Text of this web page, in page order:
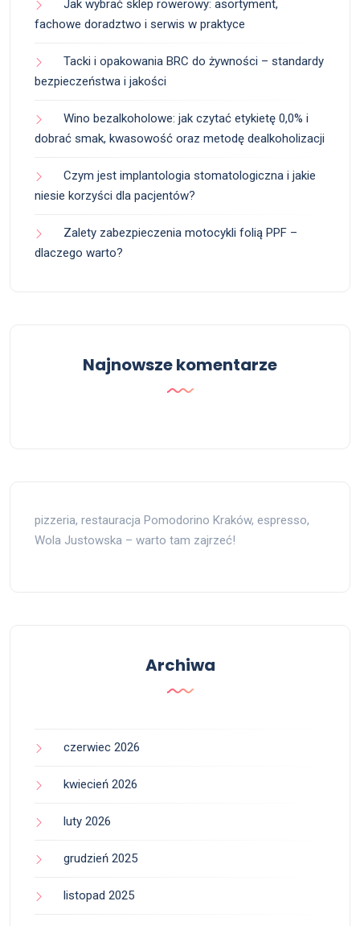
Jak wybrać sklep rowerowy: asortyment,
fachowe doradztwo i serwis w praktyce
Tacki i opakowania BRC do żywności – standardy
bezpieczeństwa i jakości
Wino bezalkoholowe: jak czytać etykietę 0,0% i
dobrać smak, kwasowość oraz metodę dealkoholizacji
Czym jest implantologia stomatologiczna i jakie
niesie korzyści dla pacjentów?
Zalety zabezpieczenia motocykli folią PPF –
dlaczego warto?
Najnowsze komentarze
pizzeria, restauracja Pomodorino Kraków, espresso,
Wola Justowska – warto tam zajrzeć!
Archiwa
czerwiec 2026
kwiecień 2026
luty 2026
grudzień 2025
listopad 2025